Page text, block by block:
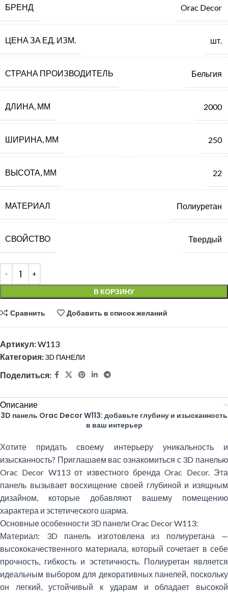
БРЕНД Orac Decor
ЦЕНА ЗА ЕД. ИЗМ. шт.
СТРАНА ПРОИЗВОДИТЕЛЬ Бельгия
ДЛИНА, ММ 2000
ШИРИНА, ММ 250
ВЫСОТА, ММ 22
МАТЕРИАЛ Полиуретан
СВОЙСТВО Твердый
В КОРЗИНУ
Сравнить Добавить в список желаний
Артикул:W113
Категория:3D ПАНЕЛИ
Поделиться:
Описание
3D панель Orac Decor W113: добавьте глубину и изысканность
в ваш интерьер
Хотите придать своему интерьеру уникальность и
изысканность? Приглашаем вас ознакомиться с 3D панелью
Orac Decor W113 от известного бренда Orac Decor. Эта
панель вызывает восхищение своей глубиной и изящным
дизайном, которые добавляют вашему помещению
характера и эстетического шарма.
Основные особенности 3D панели Orac Decor W113:
Материал: 3D панель изготовлена из полиуретана —
высококачественного материала, который сочетает в себе
прочность, гибкость и эстетичность. Полиуретан является
идеальным выбором для декоративных панелей, поскольку
он легкий, устойчивый к ударам и обладает высокой